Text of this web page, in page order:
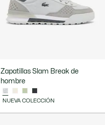
Zapatillas Slam Break de
hombre
NUEVA COLECCIÓN